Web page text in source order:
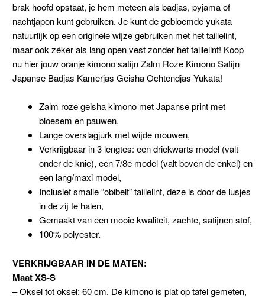
brak hoofd opstaat, je hem meteen als badjas, pyjama of
nachtjapon kunt gebruiken. Je kunt de gebloemde yukata
natuurlijk op een originele wijze gebruiken met het taillelint,
maar ook zéker als lang open vest zonder het taillelint! Koop
nu hier jouw oranje kimono satijn Zalm Roze Kimono Satijn
Japanse Badjas Kamerjas Geisha Ochtendjas Yukata!
Zalm roze geisha kimono met Japanse print met
bloesem en pauwen,
Lange overslagjurk met wijde mouwen,
Verkrijgbaar in 3 lengtes: een driekwarts model (valt
onder de knie), een 7/8e model (valt boven de enkel) en
een lang/maxi model,
Inclusief smalle “obibelt” taillelint, deze is door de lusjes
in de zij te halen,
Gemaakt van een mooie kwaliteit, zachte, satijnen stof,
100% polyester.
VERKRIJGBAAR IN DE MATEN:
Maat XS-S
– Oksel tot oksel: 60 cm. De kimono is plat op tafel gemeten,